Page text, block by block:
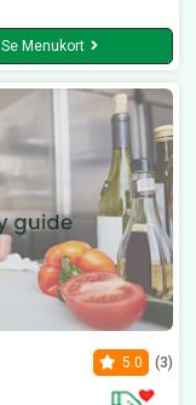
Se Menukort
5.0 (3)